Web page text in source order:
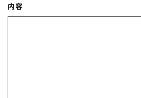
内容